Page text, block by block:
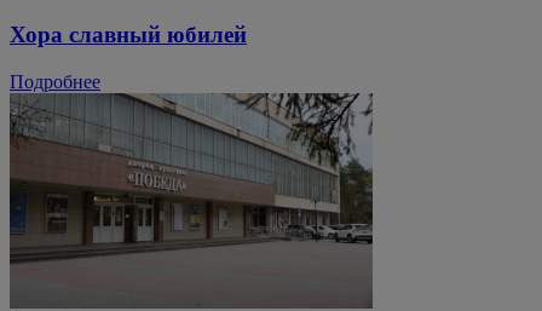
Хора славный юбилей
Подробнее